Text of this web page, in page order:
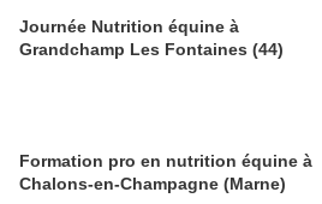
Journée Nutrition équine à
Grandchamp Les Fontaines (44)
Formation pro en nutrition équine à
Chalons-en-Champagne (Marne)